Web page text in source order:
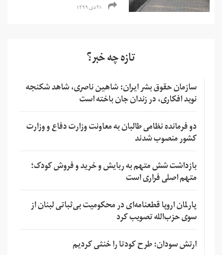
۲۱ دی ۱۳۹۹
تازه چه خبر؟
سازمان حقوق بشر ایران: شاهین ناصری، شاهد شکنجه
نوید افکاری، در زندان جان باخته است
دو فرمانده نظامی طالبان به معاونت وزارت دفاع و وزارت
کشور منصوب شدند
بازداشت شش متهم به ربایش و خرید و فروش کودک؛
متهم اصلی فراری است
پارلمان اروپا قطعنامه‌ای در محکومیت بی‌ثباتی لبنان از
سوی حزب‌الله تصویب کرد
ارتش سودان: طرح کودتا را خنثی کردیم